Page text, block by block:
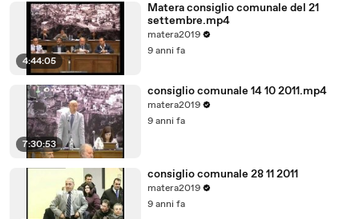
4:44:05
Matera consiglio comunale del 21
settembre.mp4
matera2019
9 anni fa
7:30:53
consiglio comunale 14 10 2011.mp4
matera2019
9 anni fa
consiglio comunale 28 11 2011
matera2019
9 anni fa